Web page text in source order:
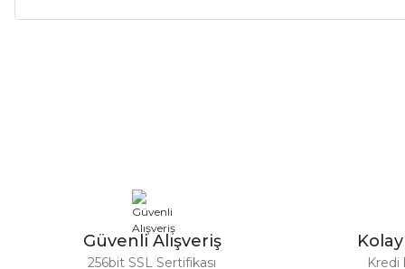
Ürün fiyatı diğer sitelerden daha pahalı.
Bu ürüne benzer farklı alternatifler olmalı.
Güvenli Alışveriş
256bit SSL Sertifikası Kredi